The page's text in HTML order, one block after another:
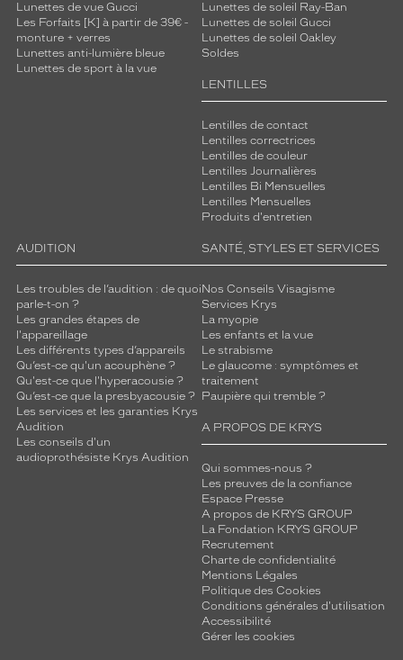
Lunettes de vue Gucci
Les Forfaits [K] à partir de 39€ -
monture + verres
Lunettes anti-lumière bleue
Lunettes de sport à la vue
Lunettes de soleil Ray-Ban
Lunettes de soleil Gucci
Lunettes de soleil Oakley
Soldes
LENTILLES
Lentilles de contact
Lentilles correctrices
Lentilles de couleur
Lentilles Journalières
Lentilles Bi Mensuelles
Lentilles Mensuelles
Produits d'entretien
AUDITION
Les troubles de l’audition : de quoi
parle-t-on ?
Les grandes étapes de
l'appareillage
Les différents types d’appareils
Qu’est-ce qu'un acouphène ?
Qu'est-ce que l'hyperacousie ?
Qu’est-ce que la presbyacousie ?
Les services et les garanties Krys
Audition
Les conseils d'un
audioprothésiste Krys Audition
SANTÉ, STYLES ET SERVICES
Nos Conseils Visagisme
Services Krys
La myopie
Les enfants et la vue
Le strabisme
Le glaucome : symptômes et
traitement
Paupière qui tremble ?
A PROPOS DE KRYS
Qui sommes-nous ?
Les preuves de la confiance
Espace Presse
A propos de KRYS GROUP
La Fondation KRYS GROUP
Recrutement
Charte de confidentialité
Mentions Légales
Politique des Cookies
Conditions générales d'utilisation
Accessibilité
Gérer les cookies